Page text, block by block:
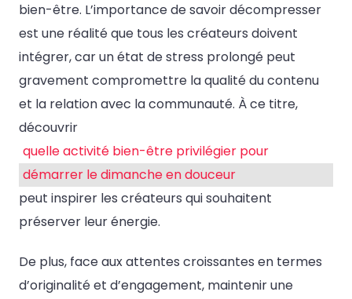
bien-être. L’importance de savoir décompresser
est une réalité que tous les créateurs doivent
intégrer, car un état de stress prolongé peut
gravement compromettre la qualité du contenu
et la relation avec la communauté. À ce titre,
découvrir
quelle activité bien-être privilégier pour
démarrer le dimanche en douceur
peut inspirer les créateurs qui souhaitent
préserver leur énergie.
De plus, face aux attentes croissantes en termes
d’originalité et d’engagement, maintenir une